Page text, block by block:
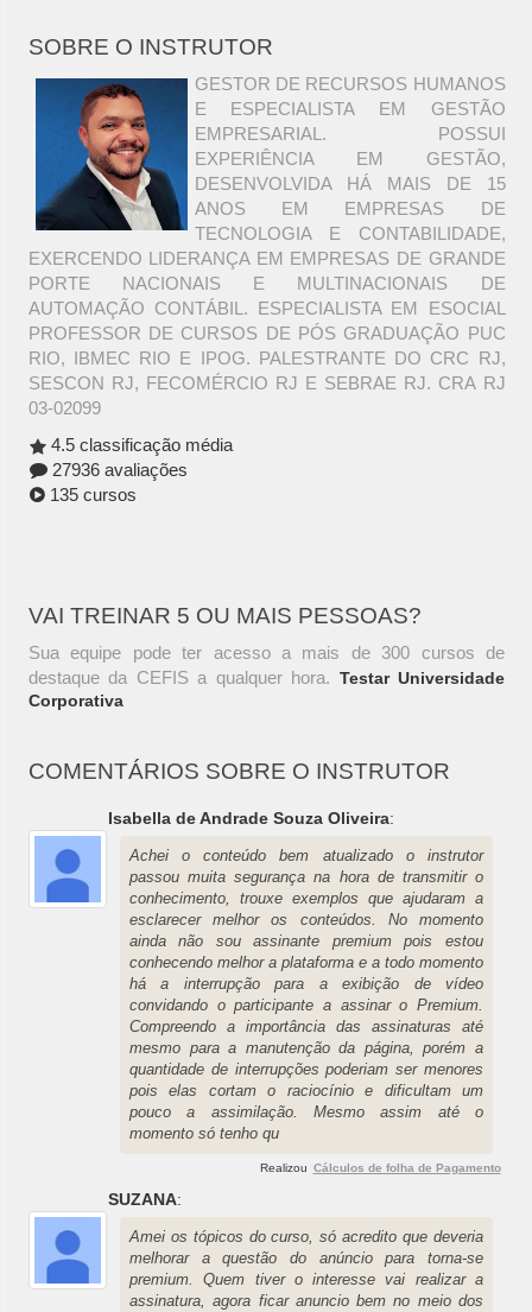
SOBRE O INSTRUTOR
GESTOR DE RECURSOS HUMANOS
E ESPECIALISTA EM GESTÃO
EMPRESARIAL. POSSUI
EXPERIÊNCIA EM GESTÃO,
DESENVOLVIDA HÁ MAIS DE 15
ANOS EM EMPRESAS DE
TECNOLOGIA E CONTABILIDADE,
EXERCENDO LIDERANÇA EM EMPRESAS DE GRANDE
PORTE NACIONAIS E MULTINACIONAIS DE
AUTOMAÇÃO CONTÁBIL. ESPECIALISTA EM ESOCIAL
PROFESSOR DE CURSOS DE PÓS GRADUAÇÃO PUC
RIO, IBMEC RIO E IPOG. PALESTRANTE DO CRC RJ,
SESCON RJ, FECOMÉRCIO RJ E SEBRAE RJ. CRA RJ
03-02099
4.5 classificação média
27936 avaliações
135 cursos
VAI TREINAR 5 OU MAIS PESSOAS?
Sua equipe pode ter acesso a mais de 300 cursos de
destaque da CEFIS a qualquer hora. Testar Universidade
Corporativa
COMENTÁRIOS SOBRE O INSTRUTOR
Isabella de Andrade Souza Oliveira:
Achei o conteúdo bem atualizado o instrutor
passou muita segurança na hora de transmitir o
conhecimento, trouxe exemplos que ajudaram a
esclarecer melhor os conteúdos. No momento
ainda não sou assinante premium pois estou
conhecendo melhor a plataforma e a todo momento
há a interrupção para a exibição de vídeo
convidando o participante a assinar o Premium.
Compreendo a importância das assinaturas até
mesmo para a manutenção da página, porém a
quantidade de interrupções poderiam ser menores
pois elas cortam o raciocínio e dificultam um
pouco a assimilação. Mesmo assim até o
momento só tenho qu
Realizou Cálculos de folha de Pagamento
SUZANA:
Amei os tópicos do curso, só acredito que deveria
melhorar a questão do anúncio para torna-se
premium. Quem tiver o interesse vai realizar a
assinatura, agora ficar anuncio bem no meio dos